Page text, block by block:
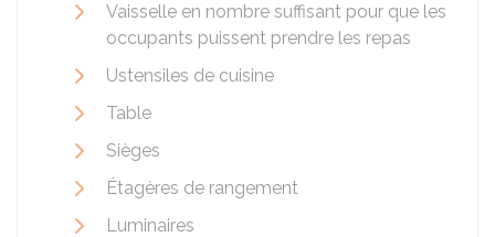
Vaisselle en nombre suffisant pour que les
occupants puissent prendre les repas
Ustensiles de cuisine
Table
Sièges
Étagères de rangement
Luminaires